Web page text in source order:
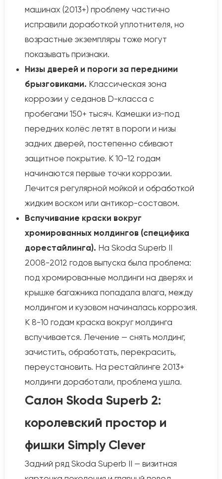
машинах (2013+) проблему частично
исправили доработкой уплотнителя, но
возрастные экземпляры тоже могут
показывать признаки.
Низы дверей и пороги за передними
брызговиками. Классическая зона
коррозии у седанов D-класса с
пробегами 150+ тысяч. Камешки из-под
передних колёс летят в пороги и низы
задних дверей, постепенно сбивают
защитное покрытие. К 10-12 годам
начинаются первые точки коррозии.
Лечится регулярной мойкой и обработкой
жидким воском или антикор-составом.
Вспучивание краски вокруг
хромированных молдингов (специфика
дорестайлинга). На Skoda Superb II
2008-2012 годов выпуска была проблема:
под хромированные молдинги на дверях и
крышке багажника попадала влага, между
молдингом и кузовом начиналась коррозия.
К 8-10 годам краска вокруг молдинга
вспучивается. Лечение — снять молдинг,
зачистить, обработать, перекрасить,
переустановить. На рестайлинге 2013+
молдинги доработали, проблема ушла.
Салон Skoda Superb 2:
королевский простор и
фишки Simply Clever
Задний ряд Skoda Superb II — визитная